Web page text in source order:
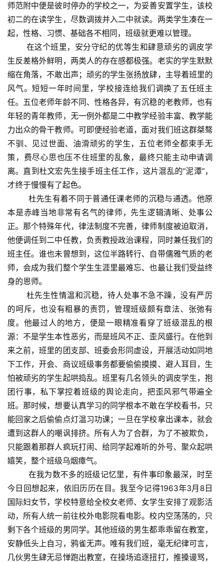
师范附中便是彼时停办的学校之一，为妥善安置学生，该校
初二的在读学生，尽数调拨并入二中就读。两类学生凑在一
起，性格、习惯、基础各不相同，班级就更难以管理。
在这个班里，安分守纪的优等生和肆意顽劣的调皮学
生反差格外鲜明，两类人的存在感都极强。老实的学生默默
缩在角落，不敢出声；顽劣的学生张扬放肆，主导着班里的
风气。短短一年时间里，学校接连给我们调换了五任班主
任。五位老师年龄不同、性格各异，有沉稳的老教师，也有
年轻的青年教师，无一例外都是二中教学经验丰富、教学能
力出众的骨干教师。可即便经验老道，面对我们班这群桀骜
不驯、见过世面、油滑顽劣的学生，五位老师全都束手无
策，费尽心思也压不住班里的乱象，最终只能主动申请调
离。直到杜文宏先生接手班主任工作，这片混乱的“泥潭”，
才终于慢慢有了起色。
杜先生有着不同于普通任课老师的沉稳与通透。他原
本是赤峰当地非常有名气的律师，先生逻辑清晰、处事公
正。那个特殊年代，律法制度不完善，律师制度被迫取消，
他便调任到二中任教，负责教授政治课程，同时兼任我们的
班主任。谁也未曾想到，这位半路转行、自带儒雅气质的老
师，会成为我们整个学生生涯里最难忘、也最让我们受益终
身的恩师。
杜先生性情温和沉稳，待人处事不急不躁，没有严厉
的呵斥，也没有粗暴的责罚，管理班级颇有章法、张弛有
度。他最过人的地方，便是一眼精准看穿了班级混乱的根
源：不是学生本性恶劣，而是班风不正、歪风盛行。在他到
来之前，班里的团支部、班委会形同虚设，开展活动如同地
下工作，开会、商议班级事务都要偷偷摸摸、避人耳目，生
怕被顽劣的学生起哄捣乱。班里有几名领头的调皮学生，抱
团行事，私下掌控着班级的舆论走向，把歪风邪气带遍全
班。那时候，想要认真学习的同学根本不敢在学校看书，只
能回家之后偷偷点灯温习功课；一旦在学校拿出课本，就会
遭到这群人的嘲讽排挤。所有人为了合群，为了不被欺负，
只能跟着那群人疯玩打闹、给同学起难听的外号、聚众起哄
嬉笑，整个班级乌烟瘴气。
在我为数不多的班级记忆里，有件事印象最深，时至
今日回想起来，依旧历历在目。我至今记得1963年3月8日
国际妇女节，学校特意给全校女老师、女学生安排了观影活
动，所有人统一前往校外电影院看电影。校内空荡荡的，只
剩下各个班级的男同学。其他班级的男生都乖乖留在教室，
安静低头上自习，鸦雀无声。唯有我们班，毫无纪律可言，
几伙男生肆无忌惮跑出教室，在操场追逐扭打，推搡谩骂，